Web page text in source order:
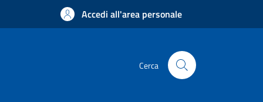
Accedi all'area personale
Cerca